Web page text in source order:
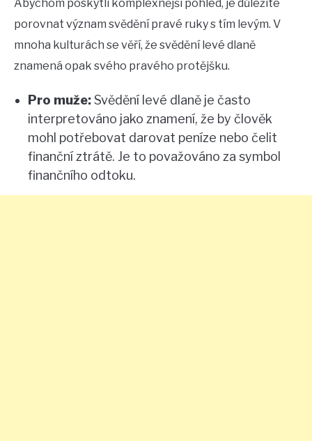
Abychom poskytli komplexnější pohled, je důležité
porovnat význam svědění pravé ruky s tím levým. V
mnoha kulturách se věří, že svědění levé dlaně
znamená opak svého pravého protějšku.
Pro muže:Svědění levé dlaně je často
interpretováno jako znamení, že by člověk
mohl potřebovat darovat peníze nebo čelit
finanční ztrátě. Je to považováno za symbol
finančního odtoku.